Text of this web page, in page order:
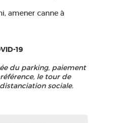
amener canne à
19
du parking, paiement
le tour de
sociale.